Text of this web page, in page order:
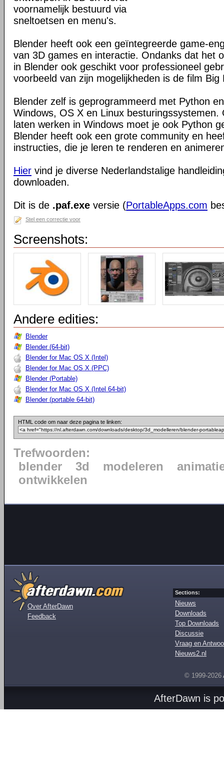
voornamelijk bestuurd via
sneltoetsen en menu's.
Blender heeft ook een geïntegreerde game-
van 3D games en interactie. Ondanks dat het
in Blender ook geschikt voor professioneel
voorbeeld van zijn mogelijkheden is de film Big
Blender zelf is geprogrammeerd met Python
Windows, OS X en Linux besturingssystemen.
laten werken in Windows moet je ook Python
Blender heeft ook een grote community en
instructies, die je leren te renderen en
Hier vind je diverse Nederlandstalige
downloaden.
Dit is de .paf.exe versie (PortableApps.com
Stel een correctie voor
Screenshots:
Andere edities:
Blender
Blender (64-bit)
Blender for Mac OS X (Intel)
Blender for Mac OS X (PPC)
Blender (Portable)
Blender for Mac OS X (Intel 64-bit)
Blender (portable 64-bit)
HTML code om naar deze pagina te linken:
Trefwoorden:
blender
3d modeleren
ontwikkelen
Over AfterDawn
Feedback
Sections:
Nieuws
Downloads
Top Downloads
Discussie
Vraag en
Nieuws2.nl
© 1999-2026
AfterDawn is